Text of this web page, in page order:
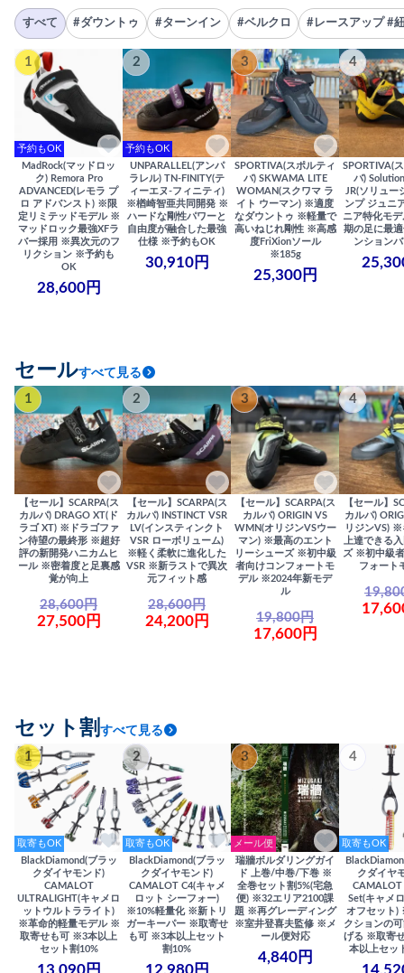
すべて #ダウントゥ #ターンイン #ベルクロ #レースアップ #
1
予約もOK
MadRock(マッドロッ
ク) Remora Pro
ADVANCED(レモラ プ
ロ アドバンスト) ※限
定リミテッドモデル ※
マッドロック最強XFラ
バー採用 ※異次元のフ
リクション ※予約も
OK
28,600円
2
予約もOK
UNPARALLEL(アンパ
ラレル) TN-FINITY(テ
ィーエヌ-フィニティ)
※楢崎智亜共同開発 ※
ハードな剛性パワーと
自由度が融合した最強
仕様 ※予約もOK
30,910円
3
SPORTIVA(スポルティ
バ) SKWAMA LITE
WOMAN(スクワマ ラ
イト ウーマン) ※適度
なダウントゥ ※軽量で
高いねじれ剛性 ※高感
度FriXionソール
※185g
25,300円
4
SPORTIVA(
バ)
JR(ソリュー
ンプ ジュニ
ニア特化モ
期の足に最
ンション
セールすべて見る
1
【セール】SCARPA(ス
カルパ) DRAGO XT(ド
ラゴ XT) ※ドラゴファ
ン待望の最終形 ※超好
評の新開発ハニカムヒ
ール ※密着度と足裏感
覚が向上
28,600円
27,500円
2
【セール】SCARPA(ス
カルパ) INSTINCT VSR
LV(インスティンクト
VSR ローボリューム)
※軽く柔軟に進化した
VSR ※新ラストで異次
元フィット感
28,600円
24,200円
3
【セール】SCARPA(ス
カルパ) ORIGIN VS
WMN(オリジンVSウー
マン) ※最高のエント
リーシューズ ※初中級
者向けコンフォートモ
デル ※2024年新モデ
ル
19,800円
17,600円
4
【セール】
カルパ)
リジンVS) ※
上達できる
ズ ※初中級
フォート
セット割 すべて見る
1
取寄もOK
BlackDiamond(ブラッ
クダイヤモンド)
CAMALOT
ULTRALIGHT(キャメロ
ットウルトラライト)
※革命的軽量モデル ※
取寄せも可 ※3本以上
セット割10%
2
取寄もOK
BlackDiamond(ブラッ
クダイヤモンド)
CAMALOT C4(キャメ
ロット シーフォー)
※10%軽量化 ※新トリ
ガーキーパー ※取寄せ
も可 ※3本以上セット
割10%
3
メール便
瑞牆ボルダリングガイ
ド 上巻/中巻/下巻 ※
全巻セット割5%(宅急
便) ※32エリア2100課
題 ※再グレーディング
※室井登喜夫監修 ※メ
ール便対応
4,840円
4
取寄もOK
クダイヤ
Set(キャメ
オフセット)
クションの
げる ※取寄
本以上セッ